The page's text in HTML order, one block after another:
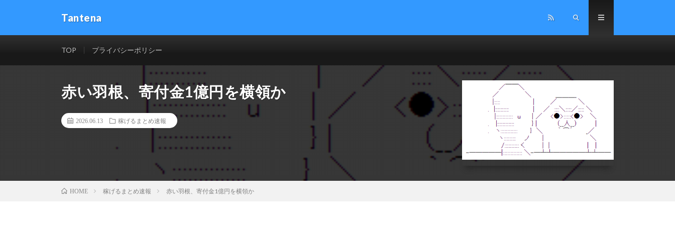
Tantena
TOP プライバシーポリシー
赤い羽根、寄付金1億円を横領か
2026.06.13 稼げるまとめ速報
HOME 稼げるまとめ速報 赤い羽根、寄付金1億円を横領か